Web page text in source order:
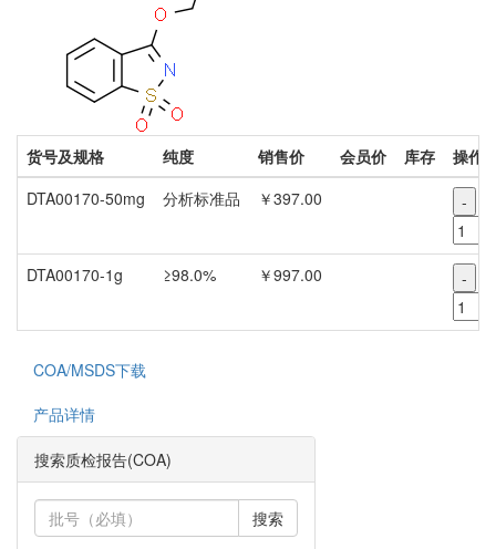
货号及规格 纯度 销售价 会员价 库存
操作
DTA00170-50mg
分析标准品 ￥397.00 -
DTA00170-1g ≥98.0% ￥997.00 -
COA/MSDS下载
产品详情
搜索质检报告(COA)
搜索